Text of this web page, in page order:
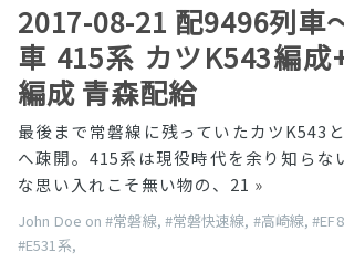
2017-08-21 配9496列車
車 415系 カツK543編成
編成 青森配給
最後まで常磐線に残っていたカツK543
へ疎開。415系は現役時代を余り知らな
な思い入れこそ無い物の、21 »
John Doe on#常磐線, #常磐快速線, #高崎線,
#E531系,